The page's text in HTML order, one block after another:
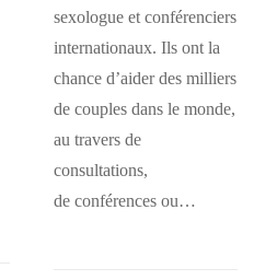
sexologue et conférenciers
internationaux. Ils ont la
chance d’aider des milliers
de couples dans le monde,
au travers de
consultations,
de conférences ou…